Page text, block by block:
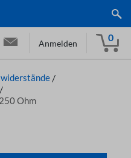
Anmelden
0
/
/
Ohm